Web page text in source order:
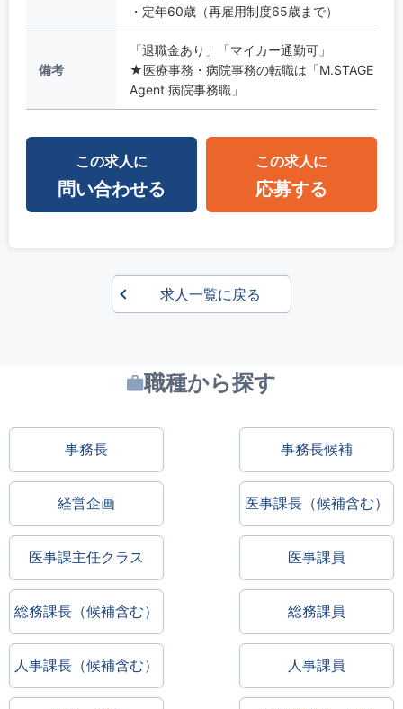
・定年60歳（再雇用制度65歳まで）
備考
「退職金あり」「マイカー通勤可」
★医療事務・病院事務の転職は「M.STAGE
Agent 病院事務職」
この求人に
問い合わせる
この求人に
応募する
求人一覧に戻る
職種から探す
事務長 事務長候補
経営企画 医事課長（候補含む）
医事課主任クラス 医事課員
総務課長（候補含む） 総務課員
人事課長（候補含む） 人事課員